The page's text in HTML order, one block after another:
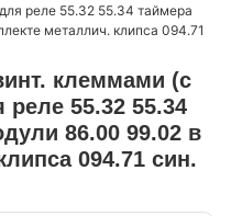
реле 55.32 55.34 таймера
металлич. клипса 094.71
клеммами (с
55.32 55.34
86.00 99.02 в
094.71 син.